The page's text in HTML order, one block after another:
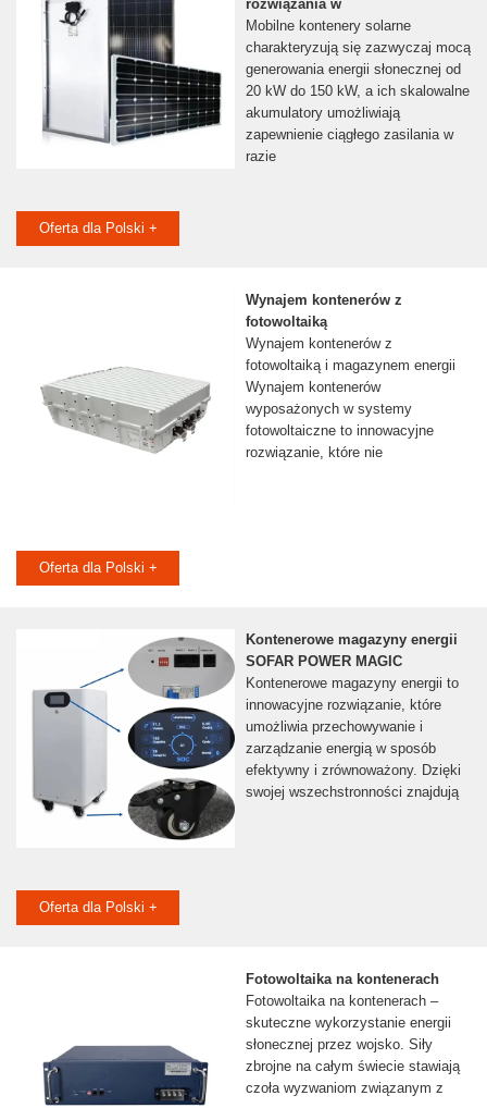
rozwiązania w
Mobilne kontenery solarne
charakteryzują się zazwyczaj mocą
generowania energii słonecznej od
20 kW do 150 kW, a ich skalowalne
akumulatory umożliwiają
zapewnienie ciągłego zasilania w
razie
Oferta dla Polski +
Wynajem kontenerów z
fotowoltaiką
Wynajem kontenerów z
fotowoltaiką i magazynem energii
Wynajem kontenerów
wyposażonych w systemy
fotowoltaiczne to innowacyjne
rozwiązanie, które nie
Oferta dla Polski +
Kontenerowe magazyny energii
SOFAR POWER MAGIC
Kontenerowe magazyny energii to
innowacyjne rozwiązanie, które
umożliwia przechowywanie i
zarządzanie energią w sposób
efektywny i zrównoważony. Dzięki
swojej wszechstronności znajdują
Oferta dla Polski +
Fotowoltaika na kontenerach
Fotowoltaika na kontenerach –
skuteczne wykorzystanie energii
słonecznej przez wojsko. Siły
zbrojne na całym świecie stawiają
czoła wyzwaniom związanym z